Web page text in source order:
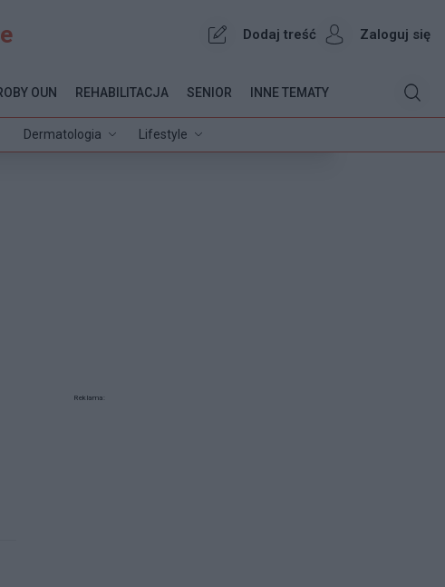
Dodaj treść Zaloguj się
Dermatologia Lifestyle
OUN REHABILITACJA SENIOR INNE TEMATY
Reklama: